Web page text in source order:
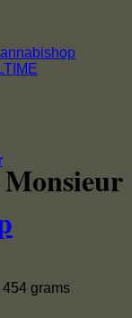
grams